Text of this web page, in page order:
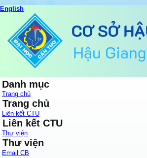
English
Danh mục
Trang chủ
Trang chủ
Liên kết CTU
Liên kết CTU
Thư viện
Thư viện
Email CB